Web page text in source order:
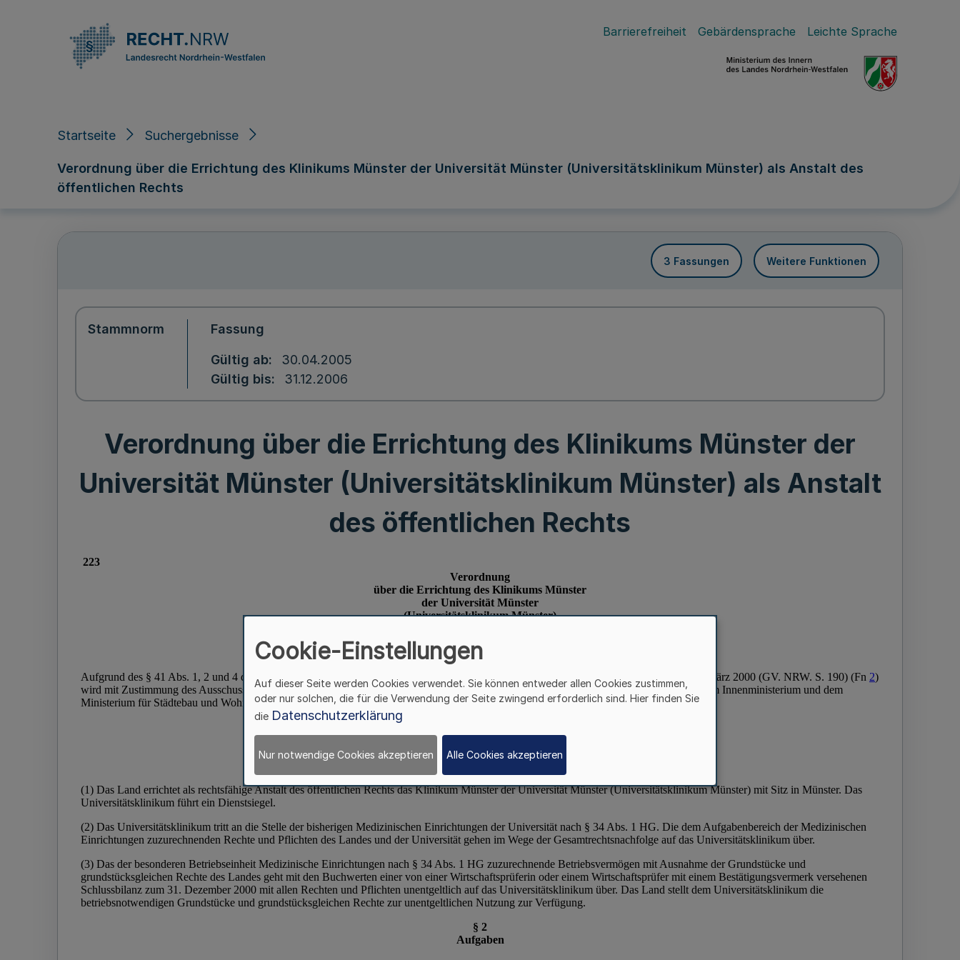
Barrierefreiheit Gebärdensprache Leichte Sprache
Startseite Suchergebnisse
Verordnung über die Errichtung des Klinikums Münster der Universität Münster (Universitätsklinikum Münster) als Anstalt des
öffentlichen Rechts
3 Fassungen Weitere Funktionen
Stammnorm Fassung
Gültig ab
30.04.2005
Gültig bis
31.12.2006
Verordnung über die Errichtung des Klinikums Münster der
Universität Münster (Universitätsklinikum Münster) als Anstalt
des öffentlichen Rechts
Cookie-Einstellungen
Auf dieser Seite werden Cookies verwendet. Sie können entweder allen Cookies zustimmen,
oder nur solchen, die für die Verwendung der Seite zwingend erforderlich sind. Hier finden Sie
die Datenschutzerklärung
Nur notwendige Cookies akzeptieren Alle Cookies akzeptieren